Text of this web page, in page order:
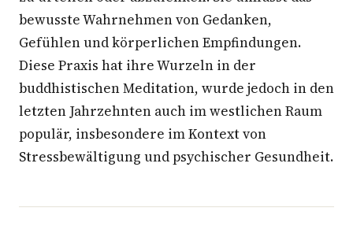
bewusste Wahrnehmen von Gedanken,
Gefühlen und körperlichen Empfindungen.
Diese Praxis hat ihre Wurzeln in der
buddhistischen Meditation, wurde jedoch in den
letzten Jahrzehnten auch im westlichen Raum
populär, insbesondere im Kontext von
Stressbewältigung und psychischer Gesundheit.